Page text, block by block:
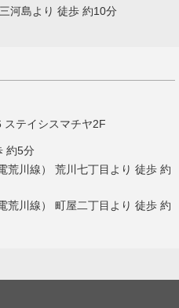
河島より 徒歩 約10分
テイシスマチヤ2F
約5分
荒川線） 荒川七丁目より 徒歩 約
荒川線） 町屋二丁目より 徒歩 約